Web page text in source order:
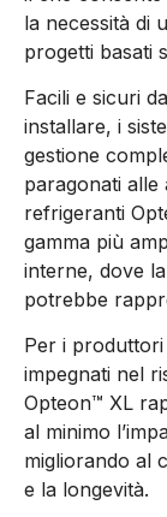
la necessità di
progetti basati
Facili e sicuri
installare, i
gestione
paragonati
refrigeranti
gamma più
interne, dove
potrebbe
Per i
impegnati nel
Opteon™ XL
al minimo
migliorando al
e la longevità.